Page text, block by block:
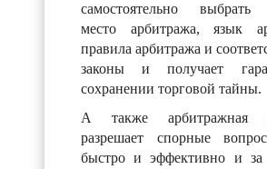
самостоятельно выбрать
место арбитража, язык
правила арбитража и
законы и получает
сохранении торговой тайны.
А также арбитражная
разрешает спорные
быстро и эффективно и